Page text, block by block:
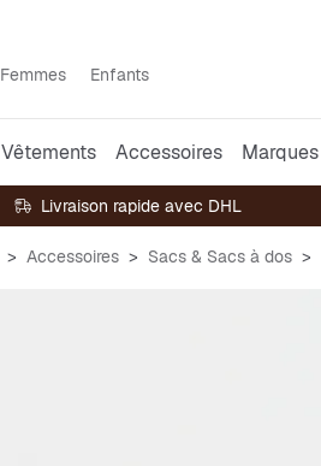
Femmes Enfants
Vêtements Accessoires Marques
Livraison rapide avec DHL
Accessoires Sacs & Sacs à dos